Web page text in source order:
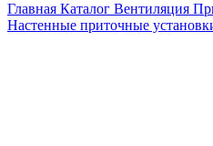
Главная Каталог Вентиляция
Настенные приточные